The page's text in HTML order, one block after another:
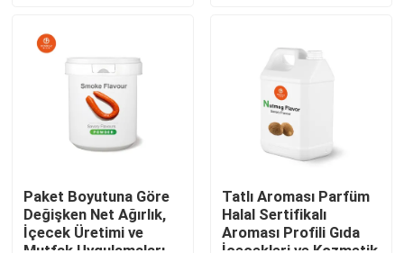
Paket Boyutuna Göre
Değişken Net Ağırlık,
İçecek Üretimi ve
Tatlı Aroması Parfüm
Halal Sertifikalı
Aroması Profili Gıda